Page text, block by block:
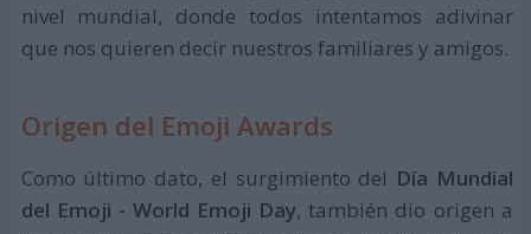
nivel mundial, donde todos intentamos adivinar
que nos quieren decir nuestros familiares y amigos.
Origen del Emoji Awards
Como último dato, el surgimiento del Día Mundial
del Emoji - World Emoji Day, también dio origen a